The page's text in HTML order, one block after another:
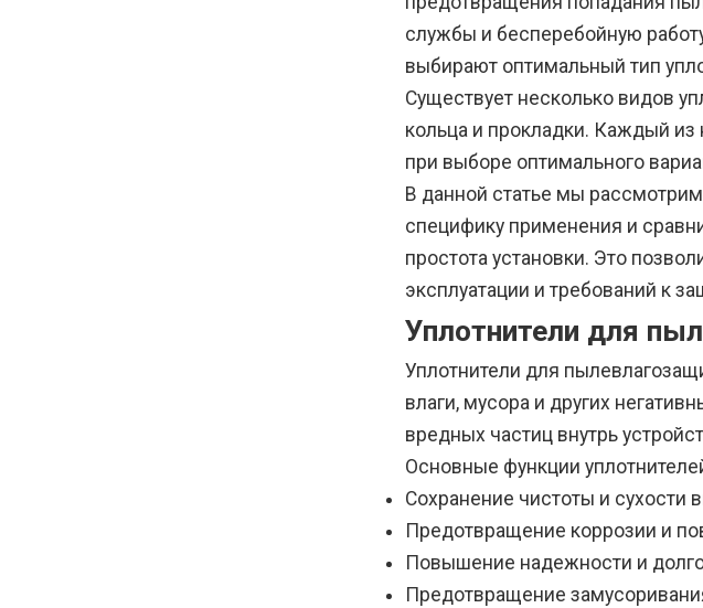
службы и бесперебойную
выбирают оптимальный тип
Существует несколько видов
кольца и прокладки. Каждый
при выборе оптимального
В данной статье мы
специфику применения и
простота установки. Это
эксплуатации и требований к
Уплотнители для
Уплотнители для
влаги, мусора и других
вредных частиц внутрь
Основные функции
Сохранение чистоты и сухости
Предотвращение коррозии и
Повышение надежности и
Предотвращение